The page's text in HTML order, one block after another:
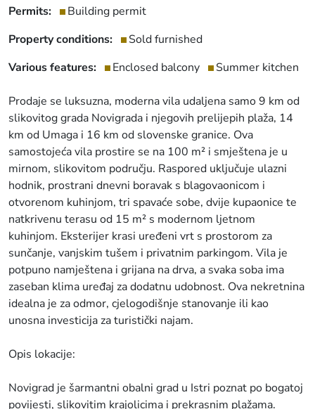
Permits:
Building permit
Property conditions:
Sold furnished
Various features:
Enclosed balcony Summer kitchen
Prodaje se luksuzna, moderna vila udaljena samo 9 km od
slikovitog grada Novigrada i njegovih prelijepih plaža, 14
km od Umaga i 16 km od slovenske granice. Ova
samostojeća vila prostire se na 100 m² i smještena je u
mirnom, slikovitom području. Raspored uključuje ulazni
hodnik, prostrani dnevni boravak s blagovaonicom i
otvorenom kuhinjom, tri spavaće sobe, dvije kupaonice te
natkrivenu terasu od 15 m² s modernom ljetnom
kuhinjom. Eksterijer krasi uređeni vrt s prostorom za
sunčanje, vanjskim tušem i privatnim parkingom. Vila je
potpuno namještena i grijana na drva, a svaka soba ima
zaseban klima uređaj za dodatnu udobnost. Ova nekretnina
idealna je za odmor, cjelogodišnje stanovanje ili kao
unosna investicija za turistički najam.
Opis lokacije:
Novigrad je šarmantni obalni grad u Istri poznat po bogatoj
povijesti, slikovitim krajolicima i prekrasnim plažama.